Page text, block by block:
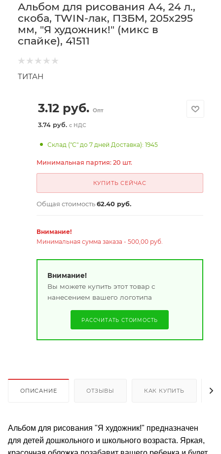
Альбом для рисования А4, 24 л.,
скоба, TWIN-лак, ПЗБМ, 205x295
мм, "Я художник!" (микс в
спайке), 41511
ТИТАН
3.12руб. Опт
3.74 руб. с НДС
Склад ("С" до 7 дней Доставка): 1945
Минимальная партия: 20 шт.
КУПИТЬ СЕЙЧАС
Общая стоимость62.40 руб.
Внимание!
Минимальная сумма заказа - 500,00 руб.
Внимание!
Вы можете купить этот товар с
нанесением вашего логотипа
РАССЧИТАТЬ СТОИМОСТЬ
ОПИСАНИЕ ОТЗЫВЫ КАК КУПИТЬ
Альбом для рисования "Я художник!" предназначен
для детей дошкольного и школьного возраста. Яркая,